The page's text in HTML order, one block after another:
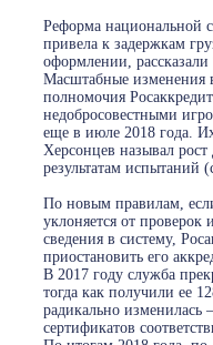
Реформа национальной
привела к задержкам
оформлении, рассказали
Масштабные
полномочия
недобросовестными
еще в июле 2018 года.
Херсонцев называл рост
результатам испытаний
По новым правилам,
уклоняется от проверок
сведения в систему,
приостановить его
В 2017 году служба
тогда как получили ее
радикально изменилась
сертификатов